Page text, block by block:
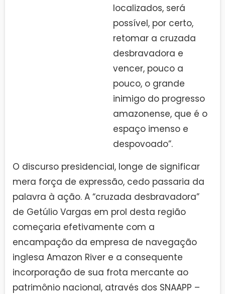
localizados, será
possível, por certo,
retomar a cruzada
desbravadora e
vencer, pouco a
pouco, o grande
inimigo do progresso
amazonense, que é o
espaço imenso e
despovoado”.
O discurso presidencial, longe de significar
mera força de expressão, cedo passaria da
palavra à ação. A “cruzada desbravadora”
de Getúlio Vargas em prol desta região
começaria efetivamente com a
encampação da empresa de navegação
inglesa Amazon River e a consequente
incorporação de sua frota mercante ao
patrimônio nacional, através dos SNAAPP –